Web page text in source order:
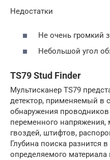
Недостатки
Не очень громкий
Небольшой угол
TS79 Stud Finder
Мультисканер TS79
детектор, применяемый в
обнаружения проводников
переменного напряжения,
гвоздей, штифтов,
Глубина поиска разнится
определяемого